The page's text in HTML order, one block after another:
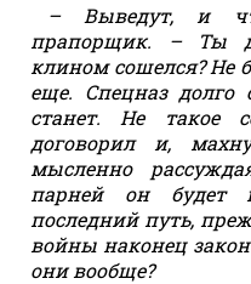
– Выведут, и
прапорщик. – Ты
клином сошелся? Не
еще. Спецназ долго
станет. Не такое
договорил и,
мысленно
парней он будет
последний путь,
войны наконец
они вообще?